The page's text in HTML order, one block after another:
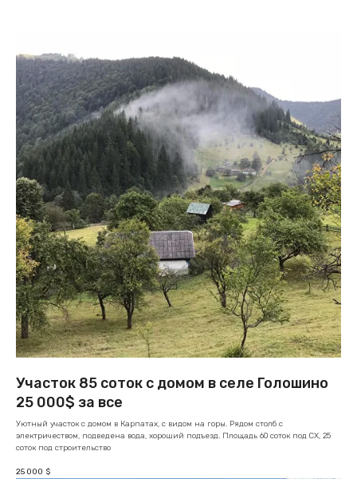
Участок 85 соток с домом в селе Голошино
25 000$ за все
Уютный участок с домом в Карпатах, с видом на горы. Рядом столб с
электричеством, подведена вода, хороший подъезд. Площадь 60 соток под СХ, 25
соток под строительство
25 000 $